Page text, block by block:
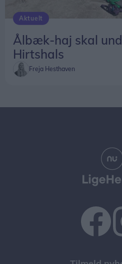
Aktuelt
Ålbæk-haj skal
Hirtshals
Freja Hesthaven